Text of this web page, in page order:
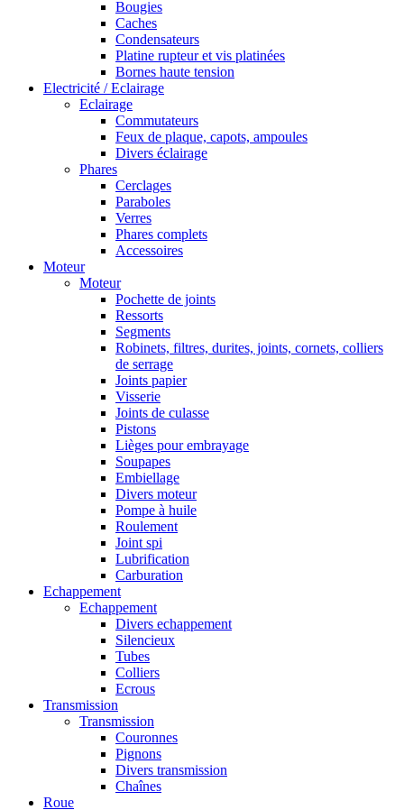
Bougies
Caches
Condensateurs
Platine rupteur et vis platinées
Bornes haute tension
Electricité / Eclairage
Eclairage
Commutateurs
Feux de plaque, capots, ampoules
Divers éclairage
Phares
Cerclages
Paraboles
Verres
Phares complets
Accessoires
Moteur
Moteur
Pochette de joints
Ressorts
Segments
Robinets, filtres, durites, joints, cornets, colliers
de serrage
Joints papier
Visserie
Joints de culasse
Pistons
Lièges pour embrayage
Soupapes
Embiellage
Divers moteur
Pompe à huile
Roulement
Joint spi
Lubrification
Carburation
Echappement
Echappement
Divers echappement
Silencieux
Tubes
Colliers
Ecrous
Transmission
Transmission
Couronnes
Pignons
Divers transmission
Chaînes
Roue